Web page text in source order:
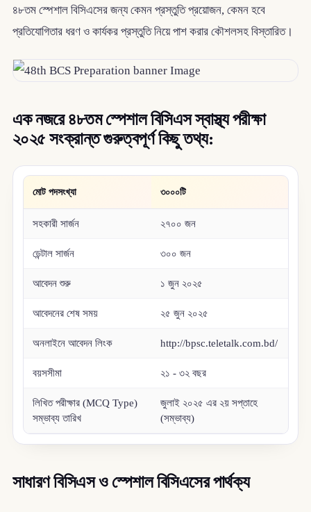
৪৮তম স্পেশাল বিসিএসের জন্য কেমন প্রস্তুতি প্রয়োজন, কেমন হবে
প্রতিযোগিতার ধরণ ও কার্যকর প্রস্তুতি নিয়ে পাশ করার কৌশলসহ বিস্তারিত।
এক নজরে ৪৮তম স্পেশাল বিসিএস স্বাস্থ্য পরীক্ষা
২০২৫ সংক্রান্ত গুরুত্বপূর্ণ কিছু তথ্য:
মোট পদসংখ্যা ৩০০০টি
সহকারী সার্জন ২৭০০ জন
ডেন্টাল সার্জন ৩০০ জন
আবেদন শুরু ১ জুন ২০২৫
আবেদনের শেষ সময় ২৫ জুন ২০২৫
অনলাইনে আবেদন লিংক http://bpsc.teletalk.com.bd/
বয়সসীমা ২১ - ৩২ বছর
লিখিত পরীক্ষার (MCQ Type)
সম্ভাব্য তারিখ
জুলাই ২০২৫ এর ২য় সপ্তাহে
(সম্ভাব্য)
সাধারণ বিসিএস ও স্পেশাল বিসিএসের পার্থক্য